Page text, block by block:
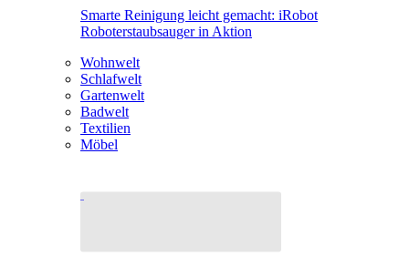
Smarte Reinigung leicht gemacht: iRobot
Roboterstaubsauger in Aktion
Wohnwelt
Schlafwelt
Gartenwelt
Badwelt
Textilien
Möbel